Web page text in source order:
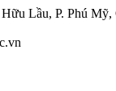
Lầu, P. Phú